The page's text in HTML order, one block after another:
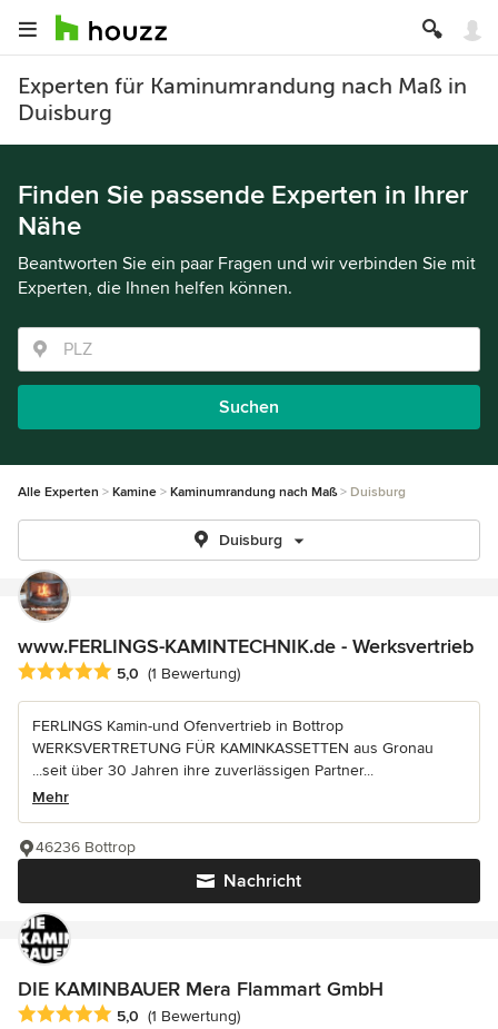
Experten für Kaminumrandung nach Maß in
Duisburg
Finden Sie passende Experten in Ihrer
Nähe
Beantworten Sie ein paar Fragen und wir verbinden Sie mit
Experten, die Ihnen helfen können.
Suchen
Alle Experten Kamine Kaminumrandung nach Maß Duisburg
Duisburg
www.FERLINGS-KAMINTECHNIK.de - Werksvertrieb
Durchschnittliche Bewertung: 5 von 5 Sternen
5,0 (1 Bewertung)
FERLINGS Kamin-und Ofenvertrieb in Bottrop
WERKSVERTRETUNG FÜR KAMINKASSETTEN aus Gronau
...seit über 30 Jahren ihre zuverlässigen Partner...
Mehr
Nachricht
46236 Bottrop
DIE KAMINBAUER Mera Flammart GmbH
Durchschnittliche Bewertung: 5 von 5 Sternen
5,0 (1 Bewertung)